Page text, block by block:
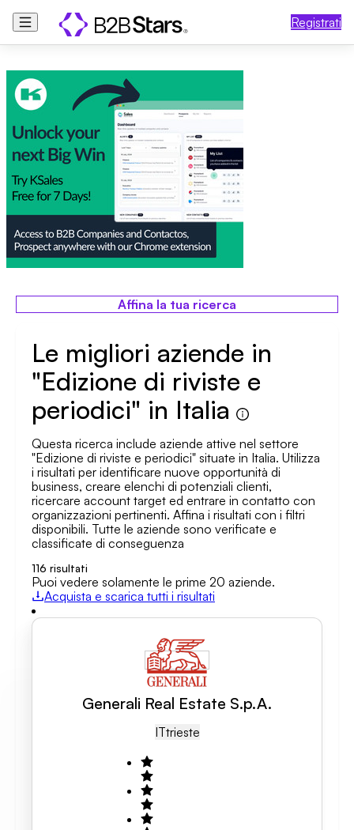
Registrati
Affina la tua ricerca
Le migliori aziende in
"Edizione di riviste e
periodici" in Italia
Questa ricerca include aziende attive nel settore
"Edizione di riviste e periodici" situate in Italia. Utilizza
i risultati per identificare nuove opportunità di
business, creare elenchi di potenziali clienti,
ricercare account target ed entrare in contatto con
organizzazioni pertinenti. Affina i risultati con i filtri
disponibili. Tutte le aziende sono verificate e
classificate di conseguenza
116 risultati
Puoi vedere solamente le prime 20 aziende.
Acquista e scarica tutti i risultati
Generali Real Estate S.p.A.
ITTrieste